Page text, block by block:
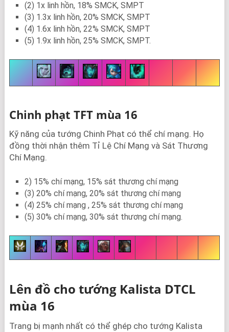
(2) 1x linh hồn, 18% SMCK, SMPT
(3) 1.3x linh hồn, 20% SMCK, SMPT
(4) 1.6x linh hồn, 22% SMCK, SMPT
(5) 1.9x linh hồn, 25% SMCK, SMPT.
Chinh phạt TFT mùa 16
Kỹ năng của tướng Chinh Phạt có thể chí mạng. Họ
đồng thời nhận thêm Tỉ Lệ Chí Mạng và Sát Thương
Chí Mạng.
2) 15% chí mạng, 15% sát thương chí mạng
(3) 20% chí mạng, 20% sát thương chí mạng
(4) 25% chí mạng , 25% sát thương chí mạng
(5) 30% chí mạng, 30% sát thương chí mạng.
Lên đồ cho tướng Kalista DTCL
mùa 16
Trang bị mạnh nhất có thể ghép cho tướng Kalista